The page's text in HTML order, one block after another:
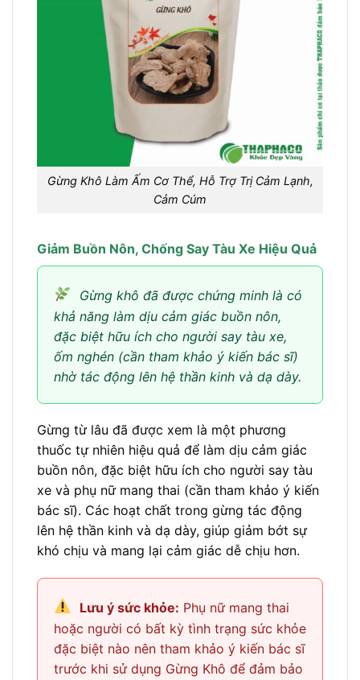
Gừng Khô Làm Ấm Cơ Thể, Hỗ Trợ Trị Cảm Lạnh,
Cảm Cúm
Giảm Buồn Nôn, Chống Say Tàu Xe Hiệu Quả
Gừng khô đã được chứng minh là có
khả năng làm dịu cảm giác buồn nôn,
đặc biệt hữu ích cho người say tàu xe,
ốm nghén (cần tham khảo ý kiến bác sĩ)
nhờ tác động lên hệ thần kinh và dạ dày.
Gừng từ lâu đã được xem là một phương
thuốc tự nhiên hiệu quả để làm dịu cảm giác
buồn nôn, đặc biệt hữu ích cho người say tàu
xe và phụ nữ mang thai (cần tham khảo ý kiến
bác sĩ). Các hoạt chất trong gừng tác động
lên hệ thần kinh và dạ dày, giúp giảm bớt sự
khó chịu và mang lại cảm giác dễ chịu hơn.
Lưu ý sức khỏe: Phụ nữ mang thai
hoặc người có bất kỳ tình trạng sức khỏe
đặc biệt nào nên tham khảo ý kiến bác sĩ
trước khi sử dụng Gừng Khô để đảm bảo